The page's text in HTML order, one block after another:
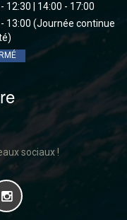
12:30 | 14:00 - 17:00
13:00 (Journée continue
sociaux !